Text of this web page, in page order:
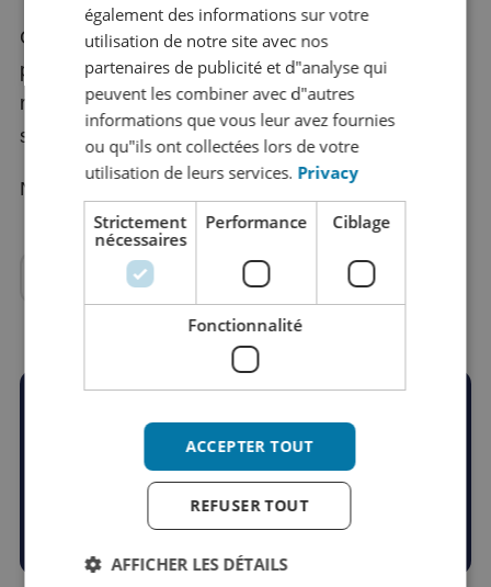
Cherchez-vous également à optimiser votre flux de
production de documents ? Avez-vous besoin de
recevoir votretraductionen retour rapidement et
sans erreurs ?
Nos moteurs tournent déjà, prêts à vous aider.
Vos avantages
Les clients nous ont évalué avec un
/ 5 dans les 13 avisGoogle
4.9
GERMAN
SPANISH
CHINESE (SIMPLIFIED)
RUSSIAN
ITALIAN
JAPANESE
également des informations sur votre
utilisation de notre site avec nos
partenaires de publicité et d"analyse qui
peuvent les combiner avec d"autres
informations que vous leur avez fournies
ou qu"ils ont collectées lors de votre
utilisation de leurs services. Privacy
Strictement
nécessaires
Performance Ciblage
Fonctionnalité
ACCEPTER TOUT
REFUSER TOUT
AFFICHER LES DÉTAILS